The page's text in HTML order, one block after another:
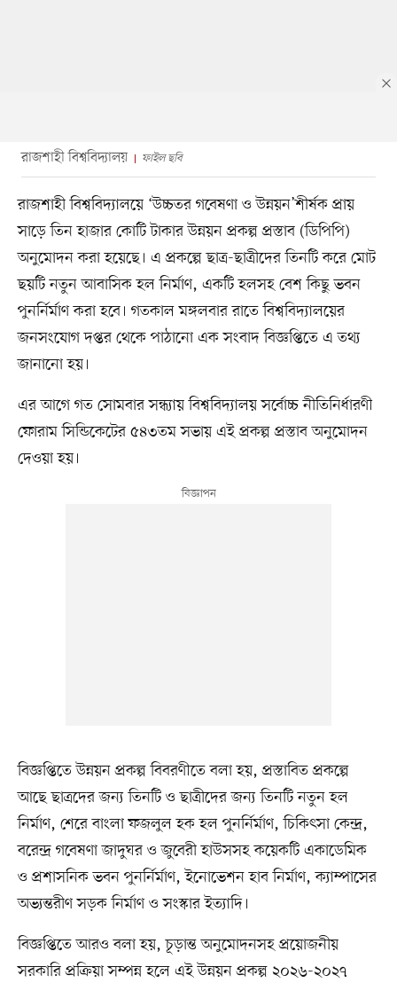
রাজশাহী বিশ্ববিদ্যালয় ফাইল ছবি
রাজশাহী বিশ্ববিদ্যালয়ে ‘উচ্চতর গবেষণা ও উন্নয়ন’শীর্ষক প্রায়
সাড়ে তিন হাজার কোটি টাকার উন্নয়ন প্রকল্প প্রস্তাব (ডিপিপি)
অনুমোদন করা হয়েছে। এ প্রকল্পে ছাত্র-ছাত্রীদের তিনটি করে মোট
ছয়টি নতুন আবাসিক হল নির্মাণ, একটি হলসহ বেশ কিছু ভবন
পুনর্নির্মাণ করা হবে। গতকাল মঙ্গলবার রাতে বিশ্ববিদ্যালয়ের
জনসংযোগ দপ্তর থেকে পাঠানো এক সংবাদ বিজ্ঞপ্তিতে এ তথ্য
জানানো হয়।
এর আগে গত সোমবার সন্ধ্যায় বিশ্ববিদ্যালয় সর্বোচ্চ নীতিনির্ধারণী
ফোরাম সিন্ডিকেটের ৫৪৩তম সভায় এই প্রকল্প প্রস্তাব অনুমোদন
দেওয়া হয়।
বিজ্ঞপ্তিতে উন্নয়ন প্রকল্প বিবরণীতে বলা হয়, প্রস্তাবিত প্রকল্পে
আছে ছাত্রদের জন্য তিনটি ও ছাত্রীদের জন্য তিনটি নতুন হল
নির্মাণ, শেরে বাংলা ফজলুল হক হল পুনর্নির্মাণ, চিকিৎসা কেন্দ্র,
বরেন্দ্র গবেষণা জাদুঘর ও জুবেরী হাউসসহ কয়েকটি একাডেমিক
ও প্রশাসনিক ভবন পুনর্নির্মাণ, ইনোভেশন হাব নির্মাণ, ক্যাম্পাসের
অভ্যন্তরীণ সড়ক নির্মাণ ও সংস্কার ইত্যাদি।
বিজ্ঞপ্তিতে আরও বলা হয়, চূড়ান্ত অনুমোদনসহ প্রয়োজনীয়
সরকারি প্রক্রিয়া সম্পন্ন হলে এই উন্নয়ন প্রকল্প ২০২৬-২০২৭